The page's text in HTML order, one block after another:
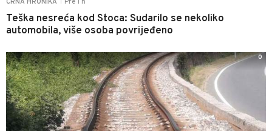
CRNA HRONIKA
Teška nesreća kod Stoca: Sudarilo se nekoliko
automobila, više osoba povrijeđeno
0